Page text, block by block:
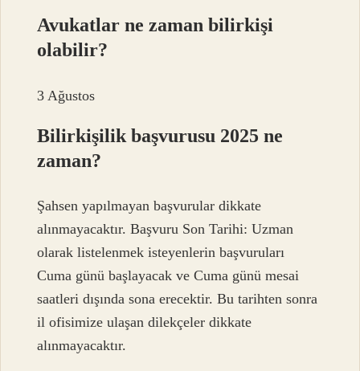
Avukatlar ne zaman bilirkişi
olabilir?
3 Ağustos
Bilirkişilik başvurusu 2025 ne
zaman?
Şahsen yapılmayan başvurular dikkate
alınmayacaktır. Başvuru Son Tarihi: Uzman
olarak listelenmek isteyenlerin başvuruları
Cuma günü başlayacak ve Cuma günü mesai
saatleri dışında sona erecektir. Bu tarihten sonra
il ofisimize ulaşan dilekçeler dikkate
alınmayacaktır.